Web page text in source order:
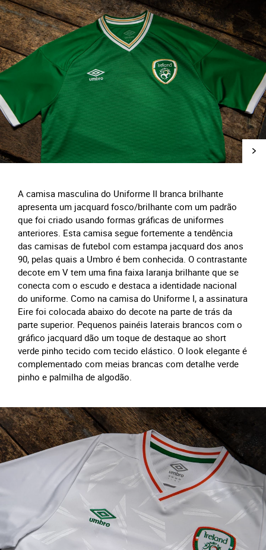
A camisa masculina do Uniforme II branca brilhante
apresenta um jacquard fosco/brilhante com um padrão
que foi criado usando formas gráficas de uniformes
anteriores. Esta camisa segue fortemente a tendência
das camisas de futebol com estampa jacquard dos anos
90, pelas quais a Umbro é bem conhecida. O contrastante
decote em V tem uma fina faixa laranja brilhante que se
conecta com o escudo e destaca a identidade nacional
do uniforme. Como na camisa do Uniforme I, a assinatura
Eire foi colocada abaixo do decote na parte de trás da
parte superior. Pequenos painéis laterais brancos com o
gráfico jacquard dão um toque de destaque ao short
verde pinho tecido com tecido elástico. O look elegante é
complementado com meias brancas com detalhe verde
pinho e palmilha de algodão.